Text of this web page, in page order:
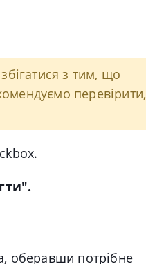
з тим, що
перевірити,
оберавши потрібне